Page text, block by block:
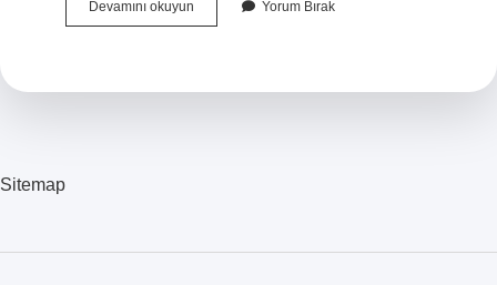
Devamını okuyunMetleme
Ne
Yorum Bırak
Sitemap